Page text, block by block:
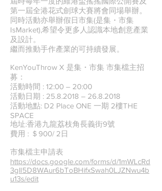
第一屆全港花式劍球大賽將會同場舉辦。
同時活動亦舉辦假日市集(是集・市集
IsMarket),希望令更多人認識本地創意產業
及設計。
繼而推動手作產業的可持續發展。
KenYouThrow X 是集・市集 市集檔主招
募：
活動時間 : 12:00 – 20:00
活動日期 : 25.8.2018 – 26.8.2018
活動地點: D2 Place ONE 一期 2樓THE
SPACE
地址:香港九龍荔枝角長義街9號
費用 : ＄900/ 2日
市集檔主申請表
https://docs.google.com/forms/d/1mWLcRd
3glI5D8WAur6bToBHifxSwah0LJZNwu4b
u13s/edit